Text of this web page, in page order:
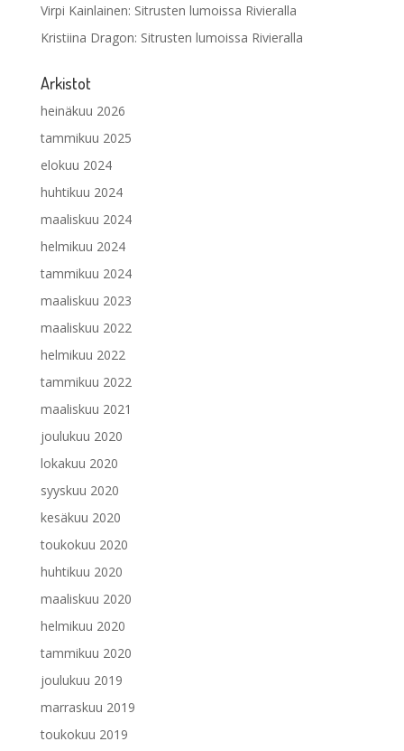
Virpi Kainlainen: Sitrusten lumoissa Rivieralla
Kristiina Dragon: Sitrusten lumoissa Rivieralla
Arkistot
heinäkuu 2026
tammikuu 2025
elokuu 2024
huhtikuu 2024
maaliskuu 2024
helmikuu 2024
tammikuu 2024
maaliskuu 2023
maaliskuu 2022
helmikuu 2022
tammikuu 2022
maaliskuu 2021
joulukuu 2020
lokakuu 2020
syyskuu 2020
kesäkuu 2020
toukokuu 2020
huhtikuu 2020
maaliskuu 2020
helmikuu 2020
tammikuu 2020
joulukuu 2019
marraskuu 2019
toukokuu 2019